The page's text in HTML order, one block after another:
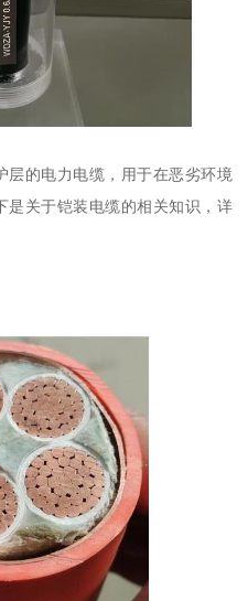
层的电力电缆，用于在恶劣环境
是关于铠装电缆的相关知识，详